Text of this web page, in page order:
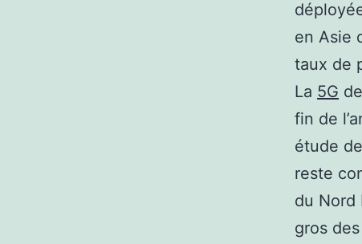
en Asie
taux de
La 5G
fin de
étude
reste
du Nord
gros